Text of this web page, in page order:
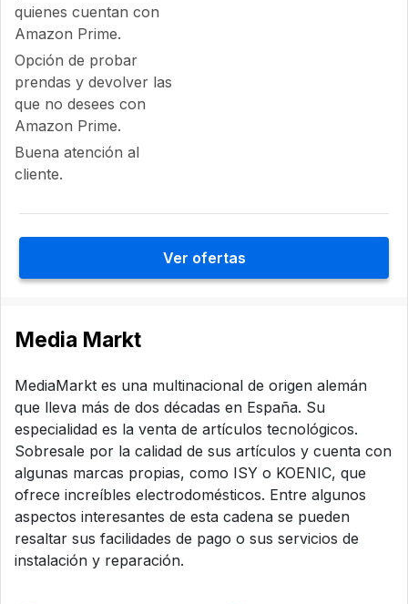
quienes cuentan con
Amazon Prime.
Opción de probar
prendas y devolver las
que no desees con
Amazon Prime.
Buena atención al
cliente.
Ver ofertas
Media Markt
MediaMarkt es una multinacional de origen alemán
que lleva más de dos décadas en España. Su
especialidad es la venta de artículos tecnológicos.
Sobresale por la calidad de sus artículos y cuenta con
algunas marcas propias, como ISY o KOENIC, que
ofrece increíbles electrodomésticos. Entre algunos
aspectos interesantes de esta cadena se pueden
resaltar sus facilidades de pago o sus servicios de
instalación y reparación.